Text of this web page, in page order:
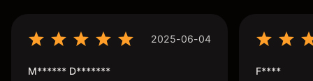
2025-06-04
M****** D******* F****